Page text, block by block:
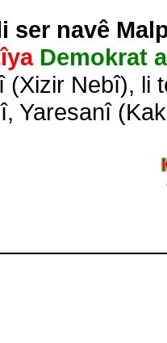
ser navê
Demokrat
(Xizir Nebî), li
Yaresanî